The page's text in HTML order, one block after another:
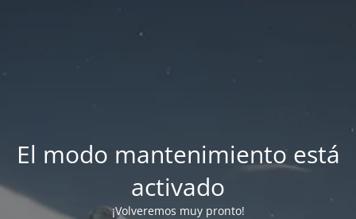
El modo mantenimiento está
activado
¡Volveremos muy pronto!